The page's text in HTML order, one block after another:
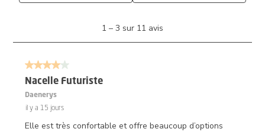
3
avis.
1 – 3 sur 11 avis
4 sur 5 étoiles.
Nacelle Futuriste
Daenerys
il y a 15 jours
Elle est très confortable et offre beaucoup d’options